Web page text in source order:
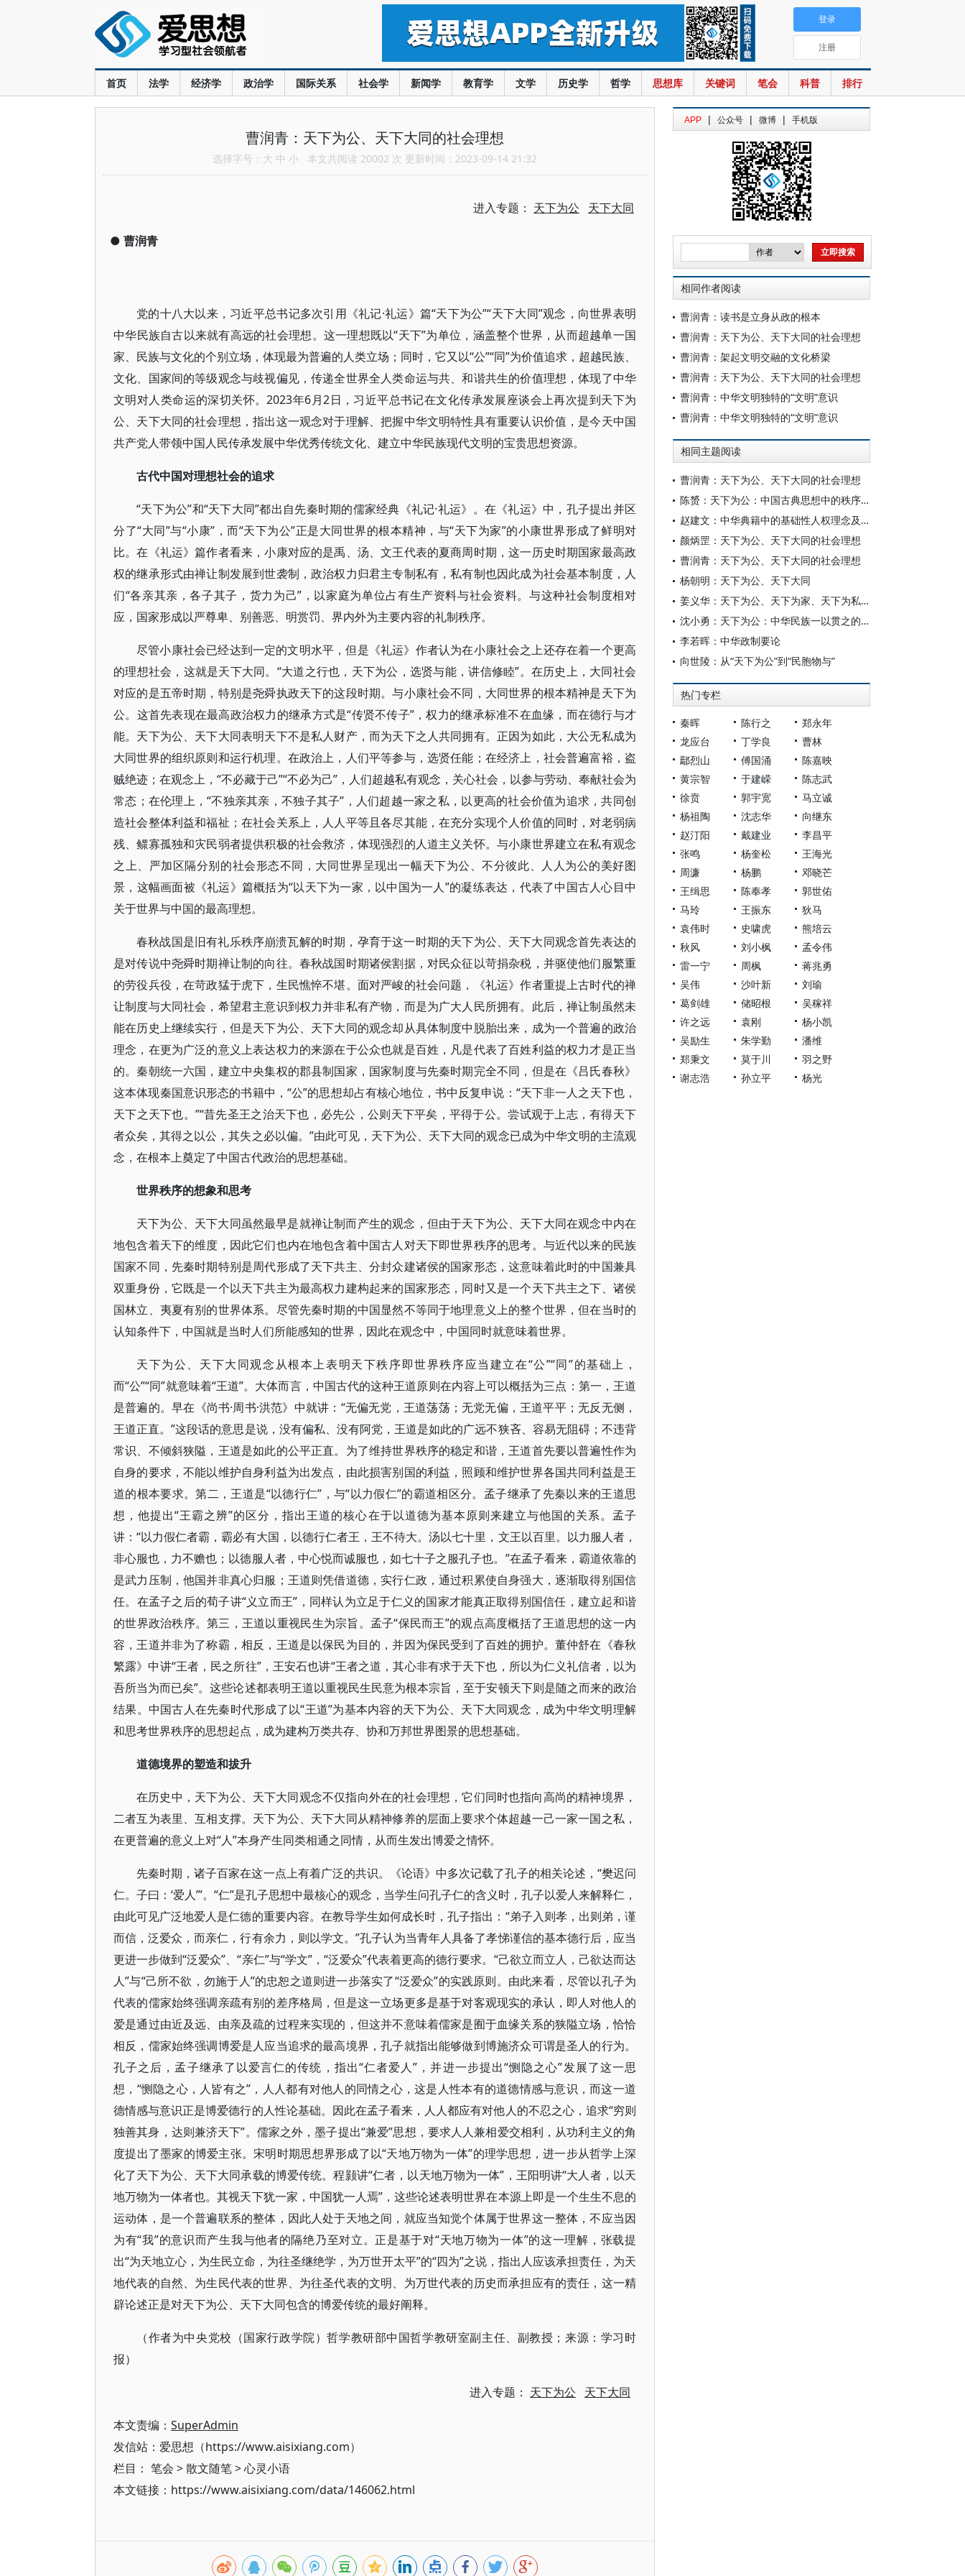
首页 法学 经济学 政治学 国际关系 社会学 新闻学 教育学 文学 历史学 哲学 思想库 关键词 笔会 科普 排行
登录
注册
曹润青：天下为公、天下大同的社会理想
选择字号： 大 中 小 本文共阅读 20002 次 更新时间：2023-09-14 21:32
进入专题： 天下为公 天下大同
● 曹润青
党的十八大以来，习近平总书记多次引用《礼记·礼运》篇“天下为公”“天下大同”观念，向世界表明
中华民族自古以来就有高远的社会理想。这一理想既以“天下”为单位，涵盖整个世界，从而超越单一国
家、民族与文化的个别立场，体现最为普遍的人类立场；同时，它又以“公”“同”为价值追求，超越民族、
文化、国家间的等级观念与歧视偏见，传递全世界全人类命运与共、和谐共生的价值理想，体现了中华
文明对人类命运的深切关怀。2023年6月2日，习近平总书记在文化传承发展座谈会上再次提到天下为
公、天下大同的社会理想，指出这一观念对于理解、把握中华文明特性具有重要认识价值，是今天中国
共产党人带领中国人民传承发展中华优秀传统文化、建立中华民族现代文明的宝贵思想资源。
古代中国对理想社会的追求
“天下为公”和“天下大同”都出自先秦时期的儒家经典《礼记·礼运》。在《礼运》中，孔子提出并区
分了“大同”与“小康”，而“天下为公”正是大同世界的根本精神，与“天下为家”的小康世界形成了鲜明对
比。在《礼运》篇作者看来，小康对应的是禹、汤、文王代表的夏商周时期，这一历史时期国家最高政
权的继承形式由禅让制发展到世袭制，政治权力归君主专制私有，私有制也因此成为社会基本制度，人
们“各亲其亲，各子其子，货力为己”，以家庭为单位占有生产资料与社会资料。与这种社会制度相对
应，国家形成以严尊卑、别善恶、明赏罚、界内外为主要内容的礼制秩序。
尽管小康社会已经达到一定的文明水平，但是《礼运》作者认为在小康社会之上还存在着一个更高
的理想社会，这就是天下大同。“大道之行也，天下为公，选贤与能，讲信修睦”。在历史上，大同社会
对应的是五帝时期，特别是尧舜执政天下的这段时期。与小康社会不同，大同世界的根本精神是天下为
公。这首先表现在最高政治权力的继承方式是“传贤不传子”，权力的继承标准不在血缘，而在德行与才
能。天下为公、天下大同表明天下不是私人财产，而为天下之人共同拥有。正因为如此，大公无私成为
大同世界的组织原则和运行机理。在政治上，人们平等参与，选贤任能；在经济上，社会普遍富裕，盗
贼绝迹；在观念上，“不必藏于己”“不必为己”，人们超越私有观念，关心社会，以参与劳动、奉献社会为
常态；在伦理上，“不独亲其亲，不独子其子”，人们超越一家之私，以更高的社会价值为追求，共同创
造社会整体利益和福祉；在社会关系上，人人平等且各尽其能，在充分实现个人价值的同时，对老弱病
残、鳏寡孤独和灾民弱者提供积极的社会救济，体现强烈的人道主义关怀。与小康世界建立在私有观念
之上、严加区隔分别的社会形态不同，大同世界呈现出一幅天下为公、不分彼此、人人为公的美好图
景，这幅画面被《礼运》篇概括为“以天下为一家，以中国为一人”的凝练表达，代表了中国古人心目中
关于世界与中国的最高理想。
春秋战国是旧有礼乐秩序崩溃瓦解的时期，孕育于这一时期的天下为公、天下大同观念首先表达的
是对传说中尧舜时期禅让制的向往。春秋战国时期诸侯割据，对民众征以苛捐杂税，并驱使他们服繁重
的劳役兵役，在苛政猛于虎下，生民憔悴不堪。面对严峻的社会问题，《礼运》作者重提上古时代的禅
让制度与大同社会，希望君主意识到权力并非私有产物，而是为广大人民所拥有。此后，禅让制虽然未
能在历史上继续实行，但是天下为公、天下大同的观念却从具体制度中脱胎出来，成为一个普遍的政治
理念，在更为广泛的意义上表达权力的来源在于公众也就是百姓，凡是代表了百姓利益的权力才是正当
的。秦朝统一六国，建立中央集权的郡县制国家，国家制度与先秦时期完全不同，但是在《吕氏春秋》
这本体现秦国意识形态的书籍中，“公”的思想却占有核心地位，书中反复申说：“天下非一人之天下也，
天下之天下也。”“昔先圣王之治天下也，必先公，公则天下平矣，平得于公。尝试观于上志，有得天下
者众矣，其得之以公，其失之必以偏。”由此可见，天下为公、天下大同的观念已成为中华文明的主流观
念，在根本上奠定了中国古代政治的思想基础。
世界秩序的想象和思考
天下为公、天下大同虽然最早是就禅让制而产生的观念，但由于天下为公、天下大同在观念中内在
地包含着天下的维度，因此它们也内在地包含着中国古人对天下即世界秩序的思考。与近代以来的民族
国家不同，先秦时期特别是周代形成了天下共主、分封众建诸侯的国家形态，这意味着此时的中国兼具
双重身份，它既是一个以天下共主为最高权力建构起来的国家形态，同时又是一个天下共主之下、诸侯
国林立、夷夏有别的世界体系。尽管先秦时期的中国显然不等同于地理意义上的整个世界，但在当时的
认知条件下，中国就是当时人们所能感知的世界，因此在观念中，中国同时就意味着世界。
天下为公、天下大同观念从根本上表明天下秩序即世界秩序应当建立在“公”“同”的基础上，
而“公”“同”就意味着“王道”。大体而言，中国古代的这种王道原则在内容上可以概括为三点：第一，王道
是普遍的。早在《尚书·周书·洪范》中就讲：“无偏无党，王道荡荡；无党无偏，王道平平；无反无侧，
王道正直。”这段话的意思是说，没有偏私、没有阿党，王道是如此的广远不狭吝、容易无阻碍；不违背
常识、不倾斜狭隘，王道是如此的公平正直。为了维持世界秩序的稳定和谐，王道首先要以普遍性作为
自身的要求，不能以维护自身利益为出发点，由此损害别国的利益，照顾和维护世界各国共同利益是王
道的根本要求。第二，王道是“以德行仁”，与“以力假仁”的霸道相区分。孟子继承了先秦以来的王道思
想，他提出“王霸之辨”的区分，指出王道的核心在于以道德为基本原则来建立与他国的关系。孟子
讲：“以力假仁者霸，霸必有大国，以德行仁者王，王不待大。汤以七十里，文王以百里。以力服人者，
非心服也，力不赡也；以德服人者，中心悦而诚服也，如七十子之服孔子也。”在孟子看来，霸道依靠的
是武力压制，他国并非真心归服；王道则凭借道德，实行仁政，通过积累使自身强大，逐渐取得别国信
任。在孟子之后的荀子讲“义立而王”，同样认为立足于仁义的国家才能真正取得别国信任，建立起和谐
的世界政治秩序。第三，王道以重视民生为宗旨。孟子“保民而王”的观点高度概括了王道思想的这一内
容，王道并非为了称霸，相反，王道是以保民为目的，并因为保民受到了百姓的拥护。董仲舒在《春秋
繁露》中讲“王者，民之所往”，王安石也讲“王者之道，其心非有求于天下也，所以为仁义礼信者，以为
吾所当为而已矣”。这些论述都表明王道以重视民生民意为根本宗旨，至于安顿天下则是随之而来的政治
结果。中国古人在先秦时代形成了以“王道”为基本内容的天下为公、天下大同观念，成为中华文明理解
和思考世界秩序的思想起点，成为建构万类共存、协和万邦世界图景的思想基础。
道德境界的塑造和拔升
在历史中，天下为公、天下大同观念不仅指向外在的社会理想，它们同时也指向高尚的精神境界，
二者互为表里、互相支撑。天下为公、天下大同从精神修养的层面上要求个体超越一己一家一国之私，
在更普遍的意义上对“人”本身产生同类相通之同情，从而生发出博爱之情怀。
先秦时期，诸子百家在这一点上有着广泛的共识。《论语》中多次记载了孔子的相关论述，“樊迟问
仁。子曰：‘爱人’”。“仁”是孔子思想中最核心的观念，当学生问孔子仁的含义时，孔子以爱人来解释仁，
由此可见广泛地爱人是仁德的重要内容。在教导学生如何成长时，孔子指出：“弟子入则孝，出则弟，谨
而信，泛爱众，而亲仁，行有余力，则以学文。”孔子认为当青年人具备了孝悌谨信的基本德行后，应当
更进一步做到“泛爱众”、“亲仁”与“学文”，“泛爱众”代表着更高的德行要求。“己欲立而立人，己欲达而达
人”与“己所不欲，勿施于人”的忠恕之道则进一步落实了“泛爱众”的实践原则。由此来看，尽管以孔子为
代表的儒家始终强调亲疏有别的差序格局，但是这一立场更多是基于对客观现实的承认，即人对他人的
爱是通过由近及远、由亲及疏的过程来实现的，但这并不意味着儒家是囿于血缘关系的狭隘立场，恰恰
相反，儒家始终强调博爱是人应当追求的最高境界，孔子就指出能够做到博施济众可谓是圣人的行为。
孔子之后，孟子继承了以爱言仁的传统，指出“仁者爱人”，并进一步提出“恻隐之心”发展了这一思
想，“恻隐之心，人皆有之”，人人都有对他人的同情之心，这是人性本有的道德情感与意识，而这一道
德情感与意识正是博爱德行的人性论基础。因此在孟子看来，人人都应有对他人的不忍之心，追求“穷则
独善其身，达则兼济天下”。儒家之外，墨子提出“兼爱”思想，要求人人兼相爱交相利，从功利主义的角
度提出了墨家的博爱主张。宋明时期思想界形成了以“天地万物为一体”的理学思想，进一步从哲学上深
化了天下为公、天下大同承载的博爱传统。程颢讲“仁者，以天地万物为一体”，王阳明讲“大人者，以天
地万物为一体者也。其视天下犹一家，中国犹一人焉”，这些论述表明世界在本源上即是一个生生不息的
运动体，是一个普遍联系的整体，因此人处于天地之间，就应当知觉个体属于世界这一整体，不应当因
为有“我”的意识而产生我与他者的隔绝乃至对立。正是基于对“天地万物为一体”的这一理解，张载提
出“为天地立心，为生民立命，为往圣继绝学，为万世开太平”的“四为”之说，指出人应该承担责任，为天
地代表的自然、为生民代表的世界、为往圣代表的文明、为万世代表的历史而承担应有的责任，这一精
辟论述正是对天下为公、天下大同包含的博爱传统的最好阐释。
（作者为中央党校（国家行政学院）哲学教研部中国哲学教研室副主任、副教授；来源：学习时
报）
进入专题： 天下为公 天下大同
本文责编： SuperAdmin
发信站：爱思想（https://www.aisixiang.com）
栏目： 笔会 >散文随笔>心灵小语
本文链接：https://www.aisixiang.com/data/146062.html
APP | 公众号 | 微博 | 手机版
相同作者阅读
曹润青：读书是立身从政的根本
曹润青：天下为公、天下大同的社会理想
曹润青：架起文明交融的文化桥梁
曹润青：天下为公、天下大同的社会理想
曹润青：中华文明独特的“文明”意识
曹润青：中华文明独特的“文明”意识
相同主题阅读
曹润青：天下为公、天下大同的社会理想
陈赟：天下为公：中国古典思想中的秩序理想
赵建文：中华典籍中的基础性人权理念及其与西方的差异
颜炳罡：天下为公、天下大同的社会理想
曹润青：天下为公、天下大同的社会理想
杨朝明：天下为公、天下大同
姜义华：天下为公、天下为家、天下为私：三大能极结构性纠缠历史逻辑下的中国特色社会主义
沈小勇：天下为公：中华民族一以贯之的政治理想
李若晖：中华政制要论
向世陵：从“天下为公”到“民胞物与”
热门专栏
秦晖 陈行之
郑永年
龙应台
丁学良
曹林
鄢烈山
傅国涌
陈嘉映
黄宗智
于建嵘
陈志武
徐贲
郭宇宽
马立诚
杨祖陶
沈志华
向继东
赵汀阳
戴建业
李昌平
张鸣
杨奎松
王海光
周濂
杨鹏
邓晓芒
王缉思
陈奉孝
郭世佑
马玲
王振东
狄马
袁伟时
史啸虎
熊培云
秋风
刘小枫
孟令伟
雷一宁
周枫
蒋兆勇
吴伟
沙叶新
刘瑜
葛剑雄
储昭根
吴稼祥
许之远
袁刚
杨小凯
吴励生
朱学勤
潘维
郑秉文
莫于川
羽之野
谢志浩
孙立平 杨光